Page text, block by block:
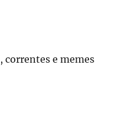
correntes e memes